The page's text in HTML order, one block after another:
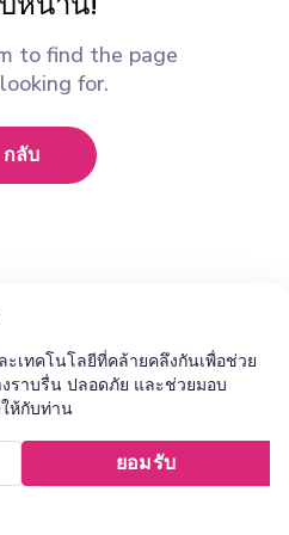
to find the page
for.
กลับ
ยกเลิก ติดตั้ง
ะเทคโนโลยีที่คล้ายคลึงกันเพื่อช่วย
งราบรื่น ปลอดภัย และช่วยมอบ
ห้กับท่าน
ยอมรับ